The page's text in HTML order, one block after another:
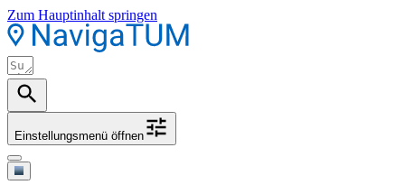
Zum Hauptinhalt springen
Einstellungsmenü öffnen